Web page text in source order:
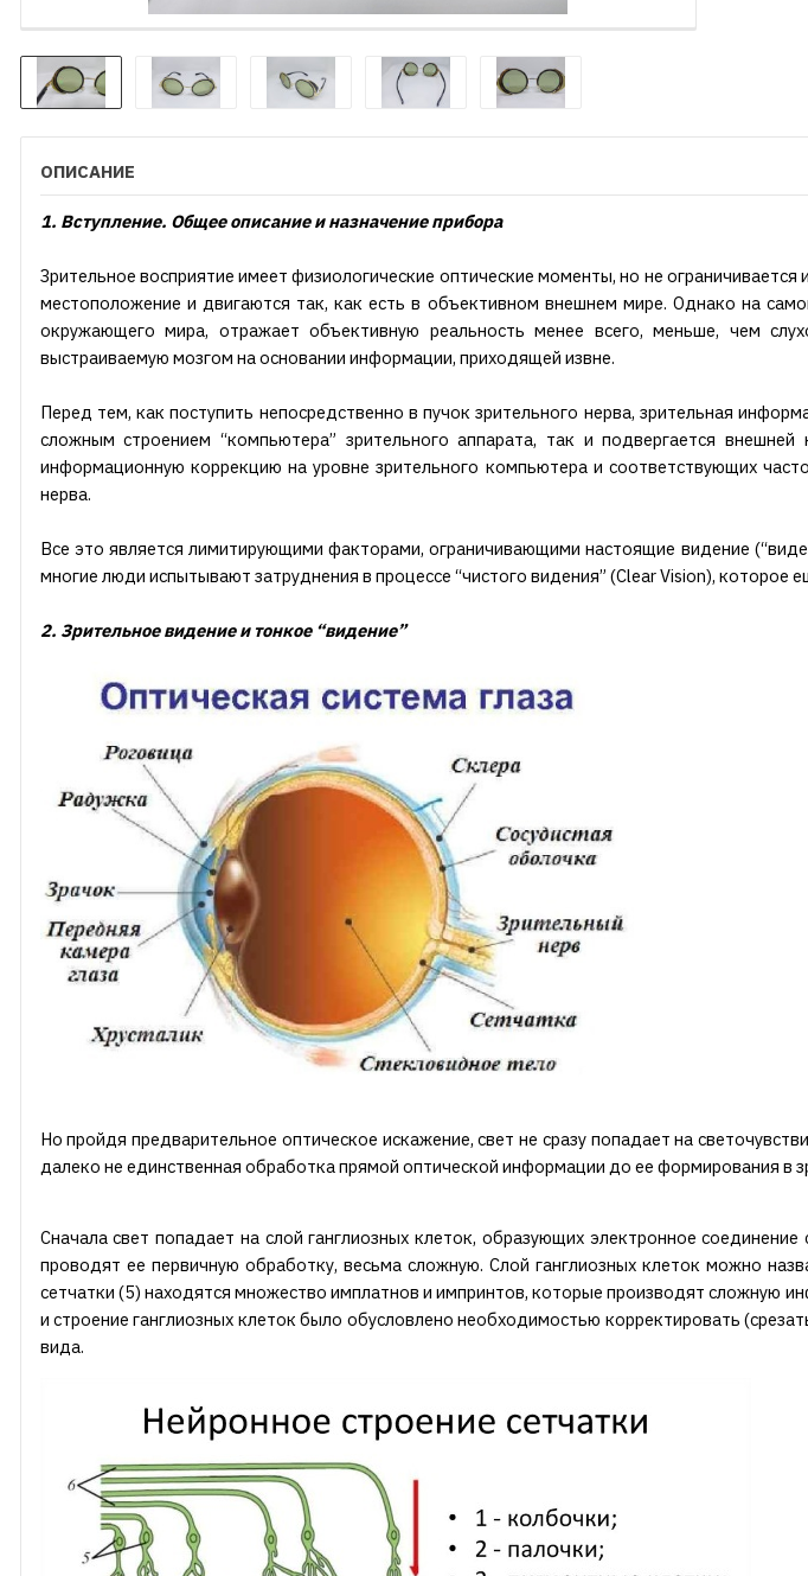
ОПИСАНИЕ
1. Вступление. Общее описание и назначение прибора
Зрительное восприятие имеет физиологические оптические моменты, но не
местоположение и двигаются так, как есть в объективном внешнем мире. Однако на
окружающего мира, отражает объективную реальность менее всего, меньше, чем
выстраиваемую мозгом на основании информации, приходящей извне.
Перед тем, как поступить непосредственно в пучок зрительного нерва, зрительная
сложным строением “компьютера” зрительного аппарата, так и подвергается
информационную коррекцию на уровне зрительного компьютера и соответствующих
нерва.
Все это является лимитирующими факторами, ограничивающими настоящие видение
многие люди испытывают затруднения в процессе “чистого видения” (Clear Vision), которое
2. Зрительное видение и тонкое “видение”
Но пройдя предварительное оптическое искажение, свет не сразу попадает на
далеко не единственная обработка прямой оптической информации до ее формирования в
Сначала свет попадает на слой ганглиозных клеток, образующих электронное
проводят ее первичную обработку, весьма сложную. Слой ганглиозных клеток можно
сетчатки (5) находятся множество имплатнов и импринтов, которые производят сложную
и строение ганглиозных клеток было обусловлено необходимостью корректировать
вида.